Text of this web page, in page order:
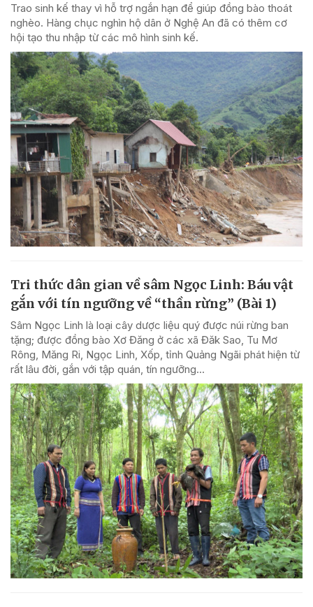
Trao sinh kế thay vì hỗ trợ ngắn hạn để giúp đồng bào thoát
nghèo. Hàng chục nghìn hộ dân ở Nghệ An đã có thêm cơ
hội tạo thu nhập từ các mô hình sinh kế.
Tri thức dân gian về sâm Ngọc Linh: Báu vật
gắn với tín ngưỡng về “thần rừng” (Bài 1)
Sâm Ngọc Linh là loại cây dược liệu quý được núi rừng ban
tặng; được đồng bào Xơ Đăng ở các xã Đăk Sao, Tu Mơ
Rông, Măng Ri, Ngọc Linh, Xốp, tỉnh Quảng Ngãi phát hiện từ
rất lâu đời, gắn với tập quán, tín ngưỡng...